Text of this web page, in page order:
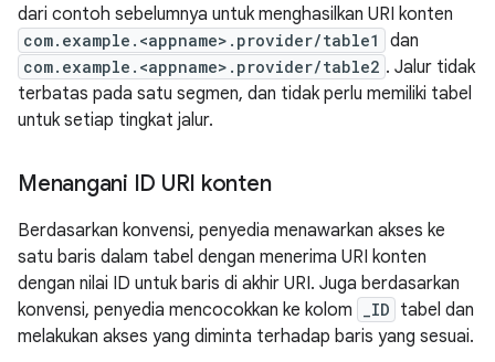
dari contoh sebelumnya untuk menghasilkan URI konten
com.example.<appname>.provider/table1 dan
com.example.<appname>.provider/table2 . Jalur tidak
terbatas pada satu segmen, dan tidak perlu memiliki tabel
untuk setiap tingkat jalur.
Menangani ID URI konten
Berdasarkan konvensi, penyedia menawarkan akses ke
satu baris dalam tabel dengan menerima URI konten
dengan nilai ID untuk baris di akhir URI. Juga berdasarkan
konvensi, penyedia mencocokkan ke kolom
_ID tabel dan
melakukan akses yang diminta terhadap baris yang sesuai.